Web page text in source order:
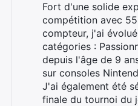
Fort d'une solide
compétition avec
compteur, j'ai
catégories :
depuis l'âge de 9
sur consoles
J'ai également été
finale du tournoi du